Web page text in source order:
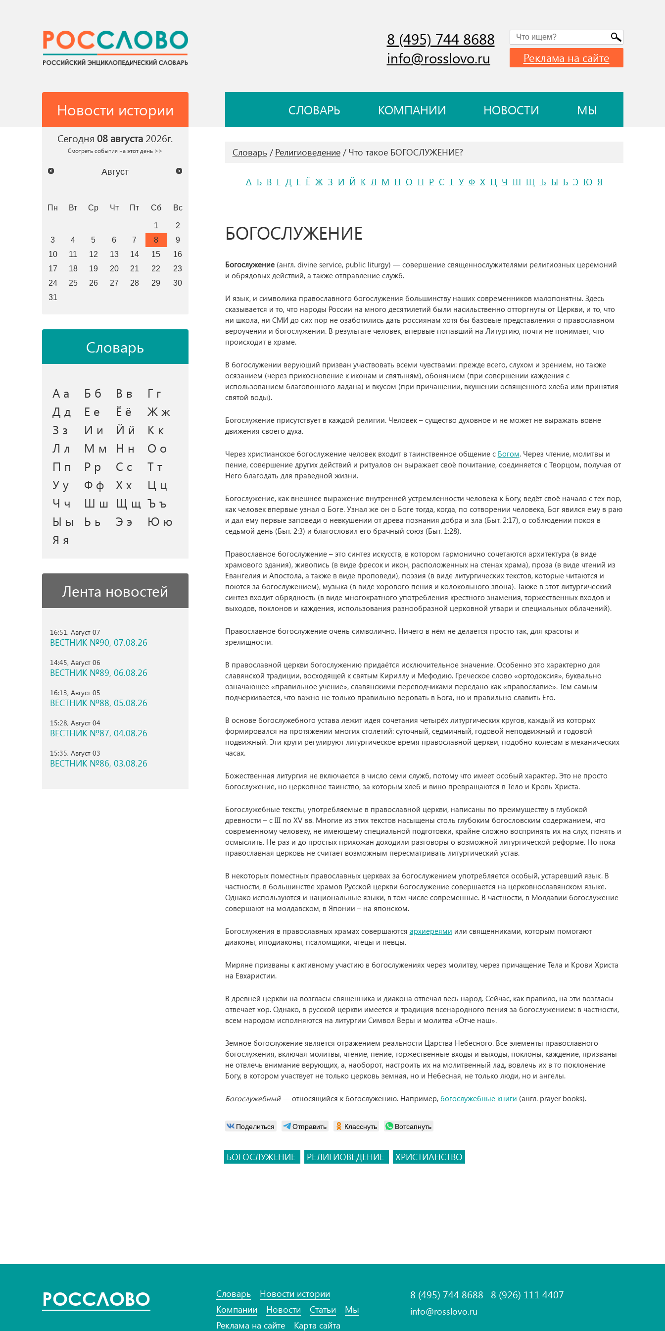
8 (495) 744 8688
info@rosslovo.ru Реклама на сайте
Новости истории СЛОВАРЬ КОМПАНИИ НОВОСТИ МЫ
Сегодня 08 августа 2026г.
Смотреть события на этот день >>
Август
Пн Вт Ср Чт Пт Сб Вс
1
2
3
4 5 6 7 8
9
10
11 12 13 14 15
16
17
18 19 20 21 22
23
24
25 26 27 28 29
30
31
Словарь
А а Б б В в
Г г
Д д
Е е Ё ё
Ж ж
З з
И и Й й
К к
Л л
М м Н н
О о
П п
Р р С с
Т т
У у
Ф ф Х х
Ц ц
Ч ч
Ш ш Щ щ Ъ ъ
Ы ы
Ь ь Э э
Ю ю
Я я
Лента новостей
16:51, Август 07
ВЕСТНИК №90, 07.08.26
14:45, Август 06
ВЕСТНИК №89, 06.08.26
16:13, Август 05
ВЕСТНИК №88, 05.08.26
15:28, Август 04
ВЕСТНИК №87, 04.08.26
15:35, Август 03
ВЕСТНИК №86, 03.08.26
Словарь Религиоведение Что такое БОГОСЛУЖЕНИЕ?
А Б В Г Д Е Ё Ж З И Й К Л М Н О П Р С Т У Ф Х Ц Ч Ш Щ Ъ Ы Ь Э Ю Я
БОГОСЛУЖЕНИЕ
Богослужение(англ. divine service, public liturgy) — совершение священнослужителями религиозных церемоний
и обрядовых действий, а также отправление служб.
И язык, и символика православного богослужения большинству наших современников малопонятны. Здесь
сказывается и то, что народы России на много десятилетий были насильственно отторгнуты от Церкви, и то, что
ни школа, ни СМИ до сих пор не озаботились дать россиянам хотя бы базовые представления о православном
вероучении и богослужении. В результате человек, впервые попавший на Литургию, почти не понимает, что
происходит в храме.
В богослужении верующий призван участвовать всеми чувствами: прежде всего, слухом и зрением, но также
осязанием (через прикосновение к иконам и святыням), обонянием (при совершении каждения с
использованием благовонного ладана) и вкусом (при причащении, вкушении освященного хлеба или принятия
святой воды).
Богослужение присутствует в каждой религии. Человек – существо духовное и не может не выражать вовне
движения своего духа.
Через христианское богослужение человек входит в таинственное общение с Богом. Через чтение, молитвы и
пение, совершение других действий и ритуалов он выражает своё почитание, соединяется с Творцом, получая от
Него благодать для праведной жизни.
Богослужение, как внешнее выражение внутренней устремленности человека к Богу, ведёт своё начало с тех пор,
как человек впервые узнал о Боге. Узнал же он о Боге тогда, когда, по сотворении человека, Бог явился ему в раю
и дал ему первые заповеди о невкушении от древа познания добра и зла (Быт. 2:17), о соблюдении покоя в
седьмой день (Быт. 2:3) и благословил его брачный союз (Быт. 1:28).
Православное богослужение – это синтез искусств, в котором гармонично сочетаются архитектура (в виде
храмового здания), живопись (в виде фресок и икон, расположенных на стенах храма), проза (в виде чтений из
Евангелия и Апостола, а также в виде проповеди), поэзия (в виде литургических текстов, которые читаются и
поются за богослужением), музыка (в виде хорового пения и колокольного звона). Также в этот литургический
синтез входит обрядность (в виде многократного употребления крестного знамения, торжественных входов и
выходов, поклонов и каждения, использования разнообразной церковной утвари и специальных облачений).
Православное богослужение очень символично. Ничего в нём не делается просто так, для красоты и
зрелищности.
В православной церкви богослужению придаётся исключительное значение. Особенно это характерно для
славянской традиции, восходящей к святым Кириллу и Мефодию. Греческое слово «ортодоксия», буквально
означающее «правильное учение», славянскими переводчиками передано как «православие». Тем самым
подчеркивается, что важно не только правильно веровать в Бога, но и правильно славить Его.
В основе богослужебного устава лежит идея сочетания четырёх литургических кругов, каждый из которых
формировался на протяжении многих столетий: суточный, седмичный, годовой неподвижный и годовой
подвижный. Эти круги регулируют литургическое время православной церкви, подобно колесам в механических
часах.
Божественная литургия не включается в число семи служб, потому что имеет особый характер. Это не просто
богослужение, но церковное таинство, за которым хлеб и вино превращаются в Тело и Кровь Христа.
Богослужебные тексты, употребляемые в православной церкви, написаны по преимуществу в глубокой
древности – с III по XV вв. Многие из этих текстов насыщены столь глубоким богословским содержанием, что
современному человеку, не имеющему специальной подготовки, крайне сложно воспринять их на слух, понять и
осмыслить. Не раз и до простых прихожан доходили разговоры о возможной литургической реформе. Но пока
православная церковь не считает возможным пересматривать литургический устав.
В некоторых поместных православных церквах за богослужением употребляется особый, устаревший язык. В
частности, в большинстве храмов Русской церкви богослужение совершается на церковнославянском языке.
Однако используются и национальные языки, в том числе современные. В частности, в Молдавии богослужение
совершают на молдавском, в Японии – на японском.
Богослужения в православных храмах совершаются архиереями или священниками, которым помогают
диаконы, иподиаконы, псаломщики, чтецы и певцы.
Миряне призваны к активному участию в богослужениях через молитву, через причащение Тела и Крови Христа
на Евхаристии.
В древней церкви на возгласы священника и диакона отвечал весь народ. Сейчас, как правило, на эти возгласы
отвечает хор. Однако, в русской церкви имеется и традиция всенародного пения за богослужением: в частности,
всем народом исполняются на литургии Символ Веры и молитва «Отче наш».
Земное богослужение является отражением реальности Царства Небесного. Все элементы православного
богослужения, включая молитвы, чтение, пение, торжественные входы и выходы, поклоны, каждение, призваны
не отвлечь внимание верующих, а, наоборот, настроить их на молитвенный лад, вовлечь их в то поклонение
Богу, в котором участвует не только церковь земная, но и Небесная, не только люди, но и ангелы.
Богослужебный— относящийся к богослужению. Например, богослужебные книги (англ. prayer books).
Поделиться Отправить Класснуть Вотсапнуть
БОГОСЛУЖЕНИЕ РЕЛИГИОВЕДЕНИЕ ХРИСТИАНСТВО
POCСЛОВО Словарь
Новости истории
Компании
Новости Статьи
Мы
Реклама на сайте
Карта сайта
8 (495) 744 8688 8 (926) 111 4407
info@rosslovo.ru